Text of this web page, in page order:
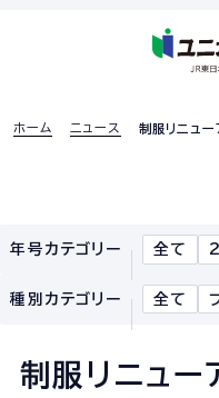
ホーム ニュース 制服リニュ
年号カテゴリー 全て
種別カテゴリー 全て
制服リニュー